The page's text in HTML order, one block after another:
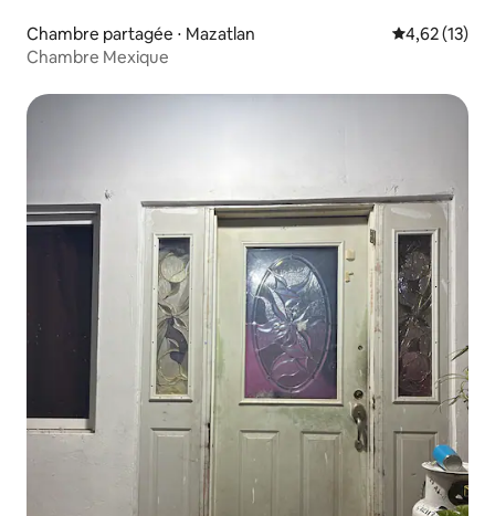
Chambre partagée ⋅ Mazatlan Évaluation
4,62 (13)
Chambre Mexique